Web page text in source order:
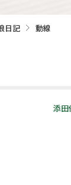
日記 >動線
添田